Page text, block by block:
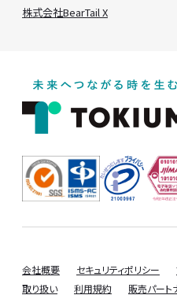
株式会社BearTail X
会社概要 セキュリティポリシー
取り扱い
利用規約 販売パート